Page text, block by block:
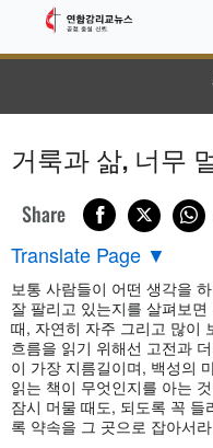
거룩과 삶, 너무
Share
Translate Page ▼
보통 사람들이 어떤 생각을
잘 팔리고 있는지를 살펴보
때, 자연히 자주 그리고 많이
흐름을 읽기 위해선 고전과
이 가장 지름길이며, 백성의
읽는 책이 무엇인지를 아는
잠시 머물 때도, 되도록 꼭
록 약속을 그 곳으로 잡아서